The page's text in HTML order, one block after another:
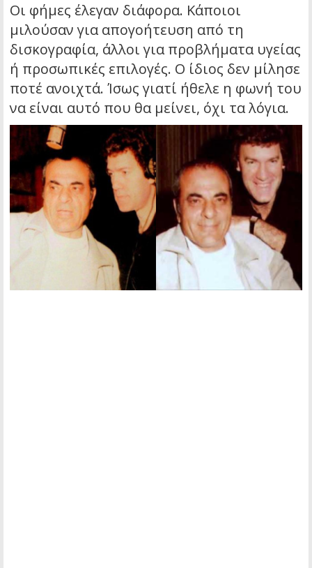
Οι φήμες έλεγαν διάφορα. Κάποιοι
μιλούσαν για απογοήτευση από τη
δισκογραφία, άλλοι για προβλήματα υγείας
ή προσωπικές επιλογές. Ο ίδιος δεν μίλησε
ποτέ ανοιχτά. Ίσως γιατί ήθελε η φωνή του
να είναι αυτό που θα μείνει, όχι τα λόγια.